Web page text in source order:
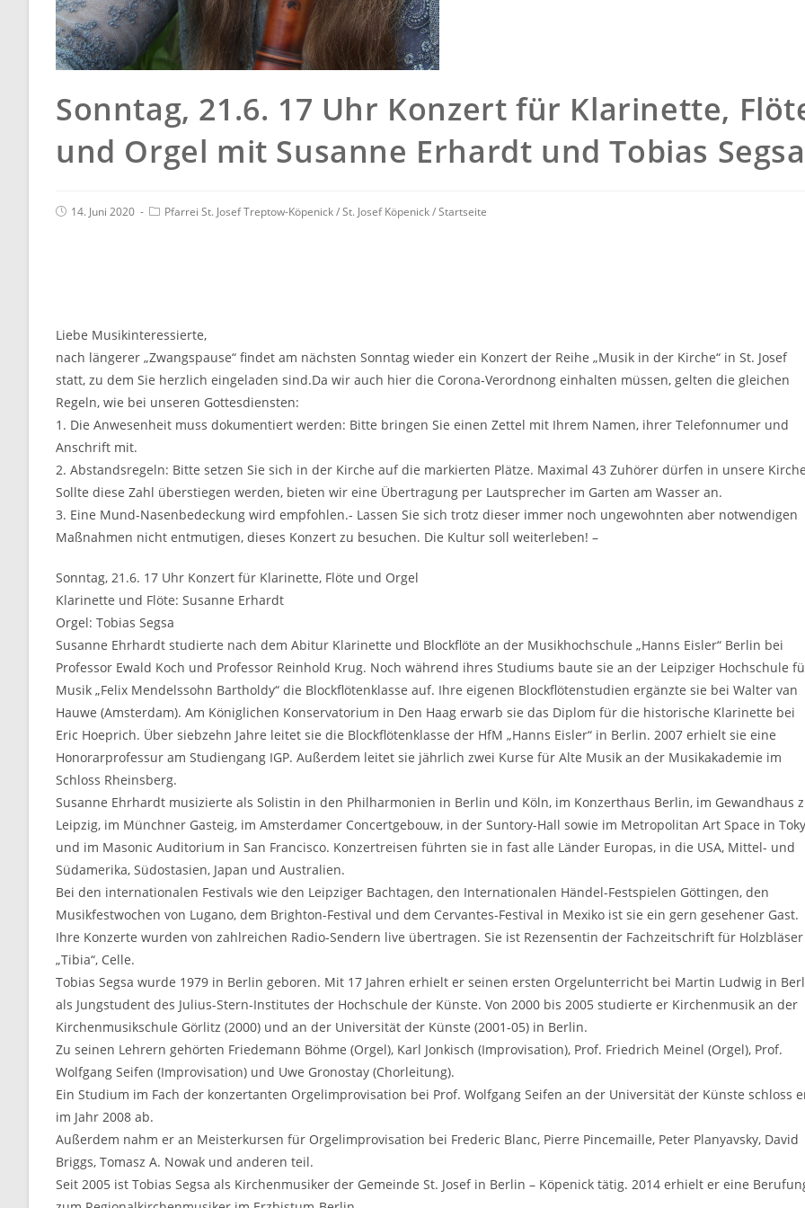
Sonntag, 21.6. 17 Uhr Konzert für Klarinette,
und Orgel mit Susanne Erhardt und Tobias Segsa
14. Juni 2020 Pfarrei St. Josef Treptow-Köpenick/St. Josef Köpenick/Startseite
Liebe Musikinteressierte,
nach längerer „Zwangspause“ findet am nächsten Sonntag wieder ein Konzert der Reihe „Musik in der Kirche“ in St. Josef
statt, zu dem Sie herzlich eingeladen sind.Da wir auch hier die Corona-Verordnong einhalten müssen, gelten die gleichen
Regeln, wie bei unseren Gottesdiensten:
1. Die Anwesenheit muss dokumentiert werden: Bitte bringen Sie einen Zettel mit Ihrem Namen, ihrer Telefonnumer und
Anschrift mit.
2. Abstandsregeln: Bitte setzen Sie sich in der Kirche auf die markierten Plätze. Maximal 43 Zuhörer dürfen in unsere
Sollte diese Zahl überstiegen werden, bieten wir eine Übertragung per Lautsprecher im Garten am Wasser an.
3. Eine Mund-Nasenbedeckung wird empfohlen.- Lassen Sie sich trotz dieser immer noch ungewohnten aber notwendigen
Maßnahmen nicht entmutigen, dieses Konzert zu besuchen. Die Kultur soll weiterleben! –
Sonntag, 21.6. 17 Uhr Konzert für Klarinette, Flöte und Orgel
Klarinette und Flöte: Susanne Erhardt
Orgel: Tobias Segsa
Susanne Ehrhardt studierte nach dem Abitur Klarinette und Blockflöte an der Musikhochschule „Hanns Eisler“ Berlin bei
Professor Ewald Koch und Professor Reinhold Krug. Noch während ihres Studiums baute sie an der Leipziger Hochschule
Musik „Felix Mendelssohn Bartholdy“ die Blockflötenklasse auf. Ihre eigenen Blockflötenstudien ergänzte sie bei Walter van
Hauwe (Amsterdam). Am Königlichen Konservatorium in Den Haag erwarb sie das Diplom für die historische Klarinette bei
Eric Hoeprich. Über siebzehn Jahre leitet sie die Blockflötenklasse der HfM „Hanns Eisler“ in Berlin. 2007 erhielt sie eine
Honorarprofessur am Studiengang IGP. Außerdem leitet sie jährlich zwei Kurse für Alte Musik an der Musikakademie im
Schloss Rheinsberg.
Susanne Ehrhardt musizierte als Solistin in den Philharmonien in Berlin und Köln, im Konzerthaus Berlin, im Gewandhaus
Leipzig, im Münchner Gasteig, im Amsterdamer Concertgebouw, in der Suntory-Hall sowie im Metropolitan Art Space in
und im Masonic Auditorium in San Francisco. Konzertreisen führten sie in fast alle Länder Europas, in die USA, Mittel- und
Südamerika, Südostasien, Japan und Australien.
Bei den internationalen Festivals wie den Leipziger Bachtagen, den Internationalen Händel-Festspielen Göttingen, den
Musikfestwochen von Lugano, dem Brighton-Festival und dem Cervantes-Festival in Mexiko ist sie ein gern gesehener Gast.
Ihre Konzerte wurden von zahlreichen Radio-Sendern live übertragen. Sie ist Rezensentin der Fachzeitschrift für Holzbläser
„Tibia“, Celle.
Tobias Segsa wurde 1979 in Berlin geboren. Mit 17 Jahren erhielt er seinen ersten Orgelunterricht bei Martin Ludwig in
als Jungstudent des Julius-Stern-Institutes der Hochschule der Künste. Von 2000 bis 2005 studierte er Kirchenmusik an der
Kirchenmusikschule Görlitz (2000) und an der Universität der Künste (2001-05) in Berlin.
Zu seinen Lehrern gehörten Friedemann Böhme (Orgel), Karl Jonkisch (Improvisation), Prof. Friedrich Meinel (Orgel), Prof.
Wolfgang Seifen (Improvisation) und Uwe Gronostay (Chorleitung).
Ein Studium im Fach der konzertanten Orgelimprovisation bei Prof. Wolfgang Seifen an der Universität der Künste schloss
im Jahr 2008 ab.
Außerdem nahm er an Meisterkursen für Orgelimprovisation bei Frederic Blanc, Pierre Pincemaille, Peter Planyavsky, David
Briggs, Tomasz A. Nowak und anderen teil.
Seit 2005 ist Tobias Segsa als Kirchenmusiker der Gemeinde St. Josef in Berlin – Köpenick tätig. 2014 erhielt er eine